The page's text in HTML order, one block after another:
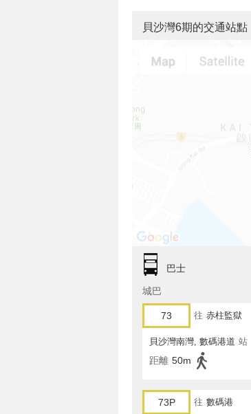
貝沙灣6期的交通站點
巴士
城巴
73 往 赤柱監獄
貝沙灣南灣, 數碼港道 站
距離 50m
73P 往 數碼港